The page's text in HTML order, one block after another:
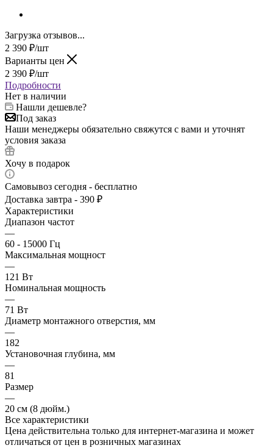
Загрузка отзывов...
2 390 ₽/шт
Варианты цен
2 390 ₽/шт
Подробности
Нет в наличии
Нашли дешевле?
Под заказ
Наши менеджеры обязательно свяжутся с вами и уточнят
условия заказа
Хочу в подарок
Самовывоз сегодня - бесплатно
Доставка завтра - 390 ₽
Характеристики
Диапазон частот
—
60 - 15000 Гц
Максимальная мощност
—
121 Вт
Номинальная мощность
—
71 Вт
Диаметр монтажного отверстия, мм
—
182
Установочная глубина, мм
—
81
Размер
—
20 см (8 дюйм.)
Все характеристики
Цена действительна только для интернет-магазина и может
отличаться от цен в розничных магазинах